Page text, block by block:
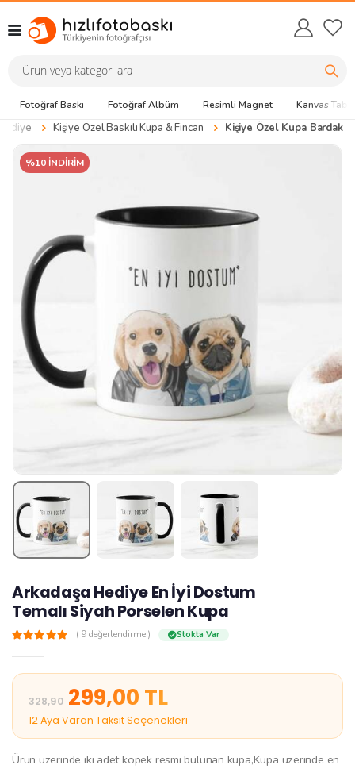
Fotoğraf Baskı Fotoğraf Albüm Resimli Magnet Kanvas
Kişiye Özel Baskılı Kupa & Fincan Kişiye Özel Kupa Bardak
%10 İNDİRİM
Arkadaşa Hediye En İyi Dostum
Temalı Siyah Porselen Kupa
( 9 değerlendirme ) Stokta Var
328,90 299,00 TL
12 Aya Varan Taksit Seçenekleri
Ürün üzerinde iki adet köpek resmi bulunan kupa,Kupa üzerinde en